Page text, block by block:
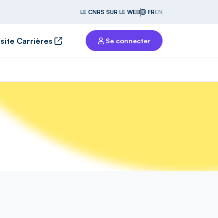
LE CNRS SUR LE WEB FREN
Carrières Se connecter